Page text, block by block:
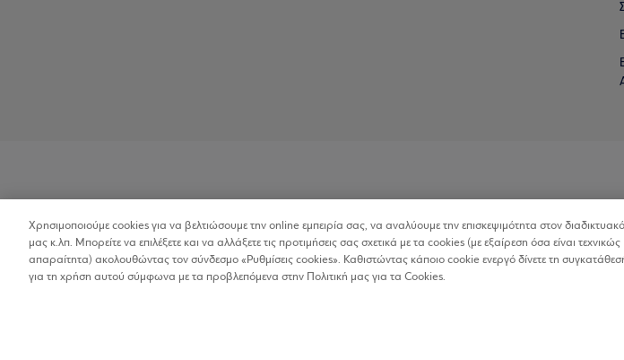
Προσβασιμότητα
Χρησιμοποιούμε cookies για να βελτιώσουμε την online εμπειρία σας, να αναλύουμε την επισκεψιμότητα στον
μας κ.λπ. Μπορείτε να επιλέξετε και να αλλάξετε τις προτιμήσεις σας σχετικά με τα cookies (με εξαίρεση όσα είναι τεχνικώς
απαραίτητα) ακολουθώντας τον σύνδεσμο «Ρυθμίσεις cookies». Καθιστώντας κάποιο cookie ενεργό δίνετε τη
για τη χρήση αυτού σύμφωνα με τα προβλεπόμενα στην Πολιτική μας για τα Cookies.